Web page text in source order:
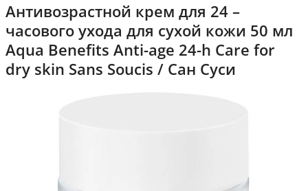
Антивозрастной крем для 24 –
часового ухода для сухой кожи 50 мл
Aqua Benefits Anti-age 24-h Care for
dry skin Sans Soucis / Сан Суси
M N O P Q S T V W